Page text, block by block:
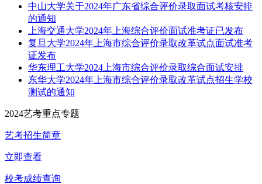
中山大学关于2024年广东省综合评价录取面试考核安排
的通知
上海交通大学2024年上海综合评价面试准考证已发布
复旦大学2024年上海市综合评价录取改革试点面试准考
证发布
华东理工大学2024上海市综合评价录取综合面试安排
东华大学2024年上海市综合评价录取改革试点招生学校
测试的通知
2024艺考重点专题
艺考招生简章
立即查看
校考成绩查询